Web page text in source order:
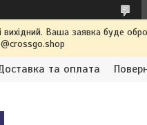
вихідний. Ваша заявка буде
та оплата